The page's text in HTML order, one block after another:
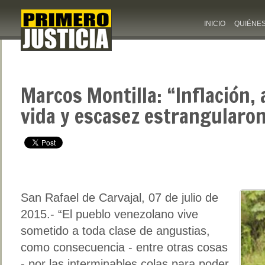
INICIO
Marcos Montilla: “Inflación,
vida y escasez
San Rafael de Carvajal, 07 de julio de
2015.- “El pueblo venezolano vive
sometido a toda clase de angustias,
como consecuencia - entre otras cosas